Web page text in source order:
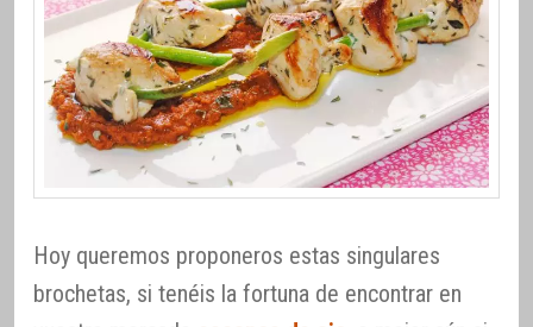
Hoy queremos proponeros estas singulares
brochetas, si tenéis la fortuna de encontrar en